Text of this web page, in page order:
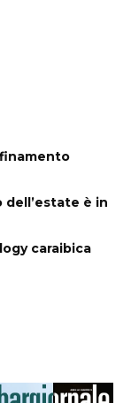
dell’estate è in
caraibica